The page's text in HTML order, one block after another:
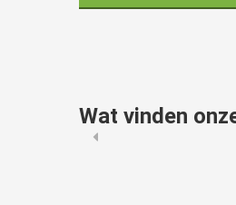
Wat vinden